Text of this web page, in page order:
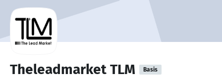
Theleadmarket TLM Basis